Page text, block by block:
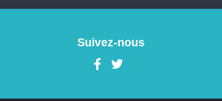
Suivez-nous